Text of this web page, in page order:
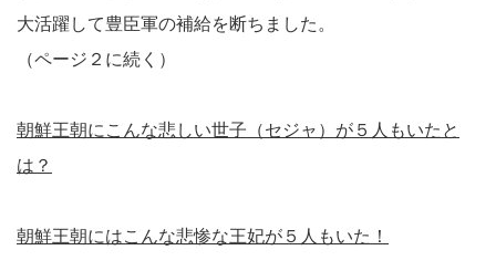
大活躍して豊臣軍の補給を断ちました。
（ページ２に続く）
朝鮮王朝にこんな悲しい世子（セジャ）が５人もいたと
は？
朝鮮王朝にはこんな悲惨な王妃が５人もいた！